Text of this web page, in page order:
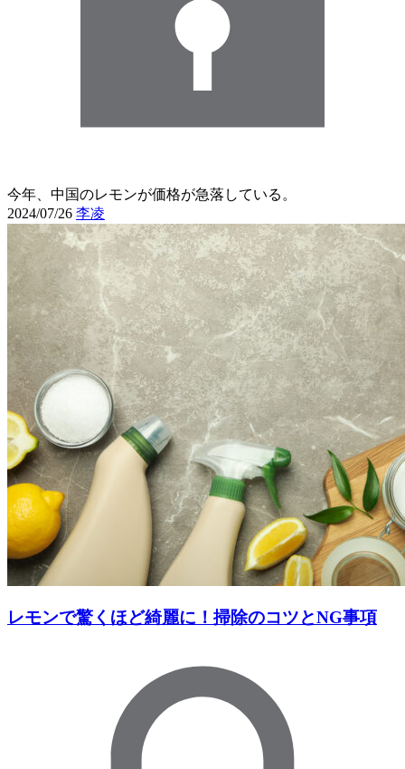
今年、中国のレモンが価格が急落している。
2024/07/26 李凌
レモンで驚くほど綺麗に！掃除のコツとNG事項